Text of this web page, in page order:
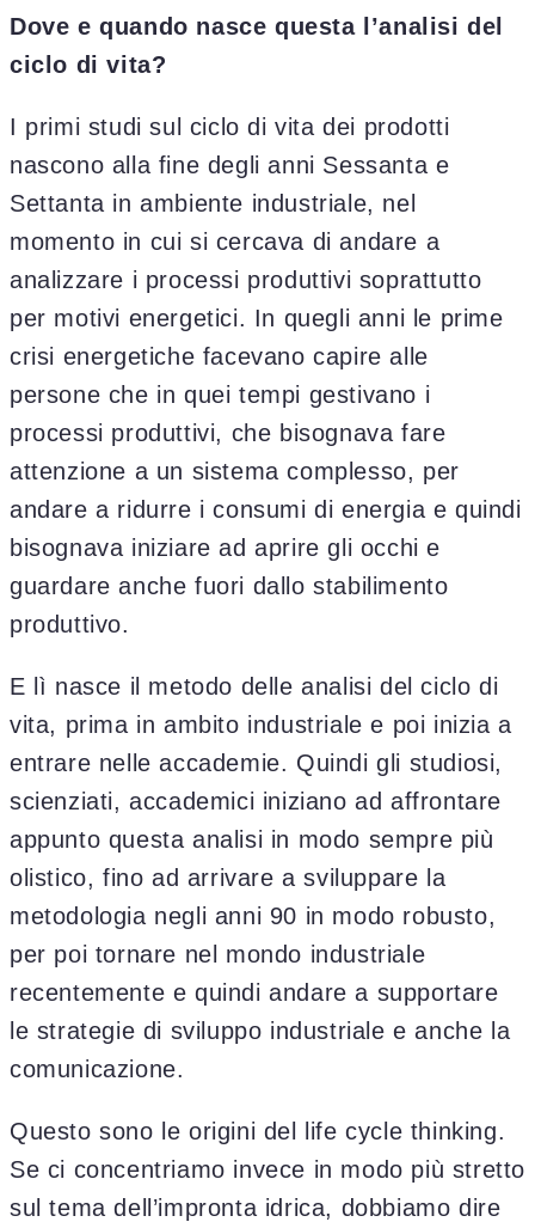
Dove e quando nasce questa l’analisi del
ciclo di vita?
I primi studi sul ciclo di vita dei prodotti
nascono alla fine degli anni Sessanta e
Settanta in ambiente industriale, nel
momento in cui si cercava di andare a
analizzare i processi produttivi soprattutto
per motivi energetici. In quegli anni le prime
crisi energetiche facevano capire alle
persone che in quei tempi gestivano i
processi produttivi, che bisognava fare
attenzione a un sistema complesso, per
andare a ridurre i consumi di energia e quindi
bisognava iniziare ad aprire gli occhi e
guardare anche fuori dallo stabilimento
produttivo.
E lì nasce il metodo delle analisi del ciclo di
vita, prima in ambito industriale e poi inizia a
entrare nelle accademie. Quindi gli studiosi,
scienziati, accademici iniziano ad affrontare
appunto questa analisi in modo sempre più
olistico, fino ad arrivare a sviluppare la
metodologia negli anni 90 in modo robusto,
per poi tornare nel mondo industriale
recentemente e quindi andare a supportare
le strategie di sviluppo industriale e anche la
comunicazione.
Questo sono le origini del life cycle thinking.
Se ci concentriamo invece in modo più stretto
sul tema dell’impronta idrica, dobbiamo dire